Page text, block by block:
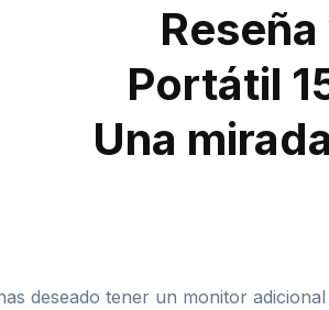
Portátil
Una
deseado tener un monitor